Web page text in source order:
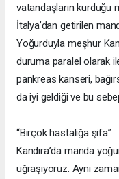
vatandaşların kurduğu
İtalya’dan getirilen
Yoğurduyla meşhur
duruma paralel olarak
pankreas kanseri,
da iyi geldiği ve bu
“Birçok hastalığa şifa”
Kandıra’da manda
uğraşıyoruz. Aynı